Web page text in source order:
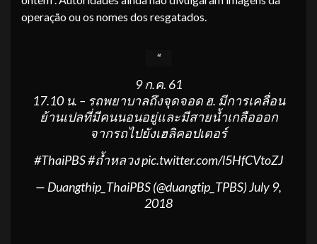
operação ou os nomes dos resgatados.
9 ก.ค. 61
17.10 น. – รถพยาบาลถึงจุดจอด ฮ. มีการเคลื่อน
ย้านเปลที่มีคนนอนอยู่และมีสายน้ำเกลือออก
จากรถไปยังเฮลิคอปเตอร์
#ThaiPBS#ถ้ำหลวงpic.twitter.com/l5HfCVtoZJ
— Duangthip_ThaiPBS (@duangtip_TPBS)July 9,
2018